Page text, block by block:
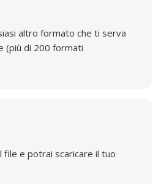
altro formato che ti serva
(più di 200 formati
file e potrai scaricare il tuo